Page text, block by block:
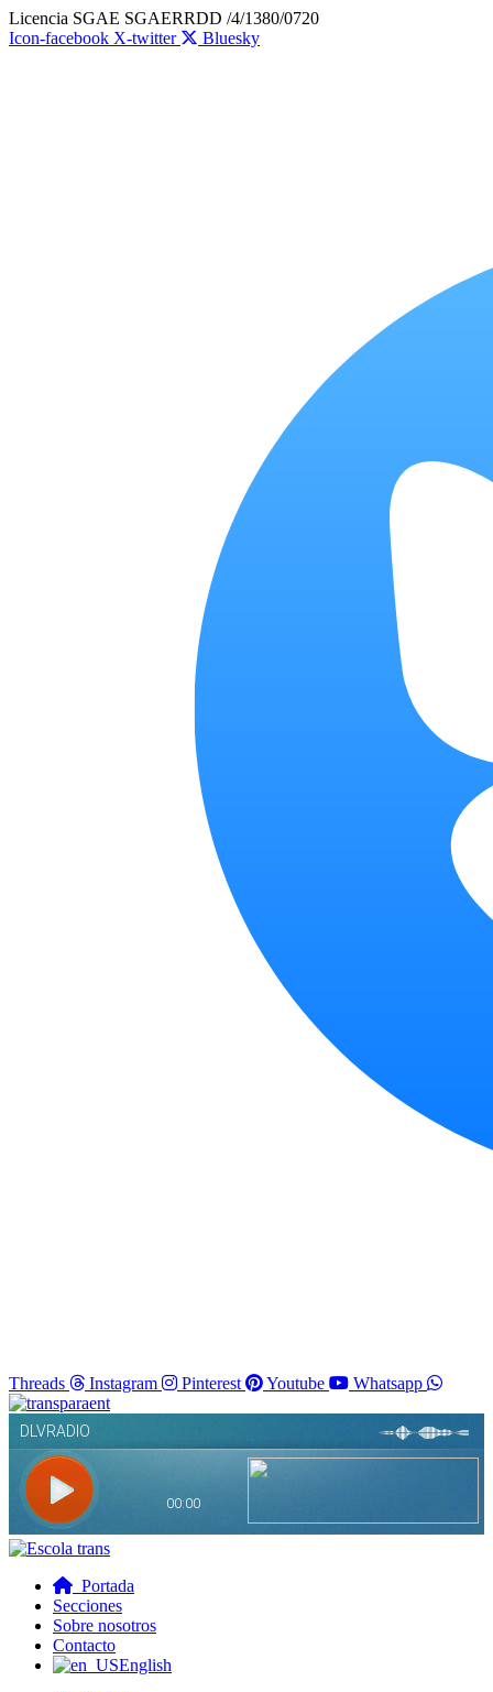
Ir
al
Licencia SGAE SGAERRDD /4/1380/0720
Icon-facebook X-twitter Bluesky
Threads Instagram Pinterest Youtube Whatsapp
Portada
Secciones
Sobre nosotros
Contacto
English